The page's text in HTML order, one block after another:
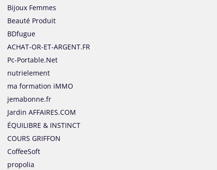
Bijoux Femmes
Beauté Produit
BDfugue
ACHAT-OR-ET-ARGENT.FR
Pc-Portable.Net
nutrielement
ma formation iMMO
jemabonne.fr
Jardin AFFAIRES.COM
ÉQUILIBRE & INSTINCT
COURS GRIFFON
CoffeeSoft
propolia